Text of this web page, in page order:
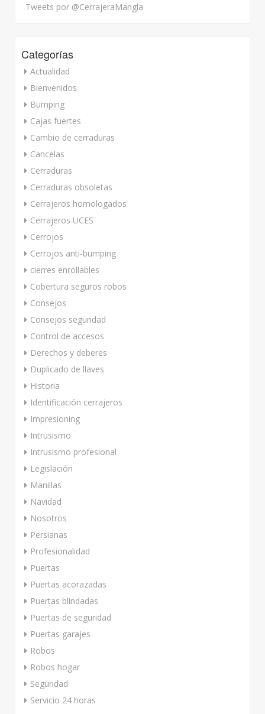
Tweets por @CerrajeraMangla
Categorías
Actualidad
Bienvenidos
Bumping
Cajas fuertes
Cambio de cerraduras
Cancelas
Cerraduras
Cerraduras obsoletas
Cerrajeros homologados
Cerrajeros UCES
Cerrojos
Cerrojos anti-bumping
cierres enrollables
Cobertura seguros robos
Consejos
Consejos seguridad
Control de accesos
Derechos y deberes
Duplicado de llaves
Historia
Identificación cerrajeros
Impresioning
Intrusismo
Intrusismo profesional
Legislación
Manillas
Navidad
Nosotros
Persianas
Profesionalidad
Puertas
Puertas acorazadas
Puertas blindadas
Puertas de seguridad
Puertas garajes
Robos
Robos hogar
Seguridad
Servicio 24 horas